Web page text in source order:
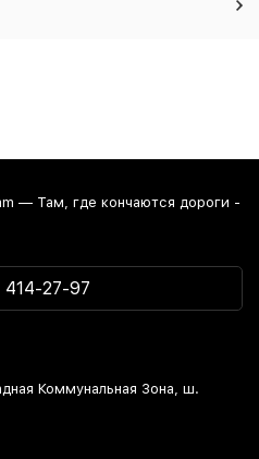
— Там, где кончаются дороги -
414-27-97
Коммунальная Зона, ш.